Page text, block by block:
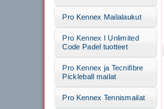
Pro Kennex Mailalaukut
Pro Kennex I Unlimited
Code Padel tuotteet
Pro Kennex ja Tecnifibre
Pickleball mailat
Pro Kennex Tennismailat